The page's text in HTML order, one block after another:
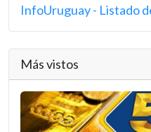
InfoUruguay - Listado
Más vistos